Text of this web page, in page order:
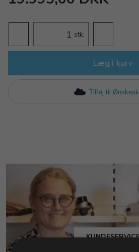
stk.
Læg i kurv
Tilføj til